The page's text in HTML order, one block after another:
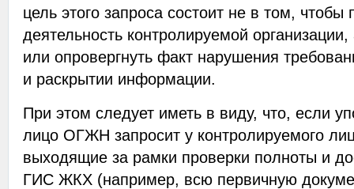
цель этого запроса состоит не в том,
деятельность контролируемой
или опровергнуть факт нарушения
и раскрытии информации.
При этом следует иметь в виду, что, если
лицо ОГЖН запросит у контролируемого
выходящие за рамки проверки полноты и
ГИС ЖКХ (например, всю первичную